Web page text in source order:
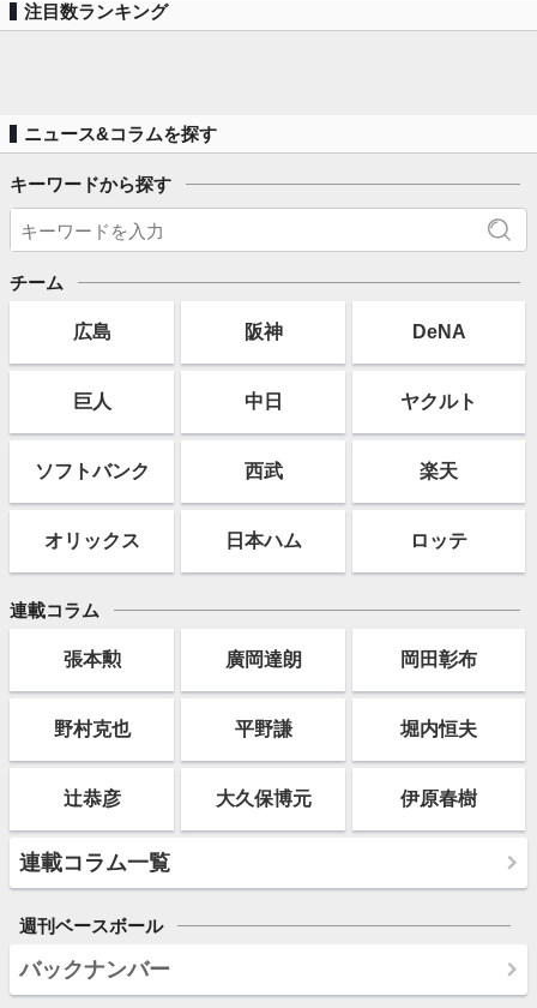
注目数ランキング
ニュース&コラムを探す
キーワードから探す
チーム
広島 阪神 DeNA
巨人 中日 ヤクルト
ソフトバンク 西武 楽天
オリックス 日本ハム ロッテ
連載コラム
張本勲 廣岡達朗 岡田彰布
野村克也 平野謙 堀内恒夫
辻恭彦 大久保博元 伊原春樹
連載コラム一覧
週刊ベースボール
バックナンバー